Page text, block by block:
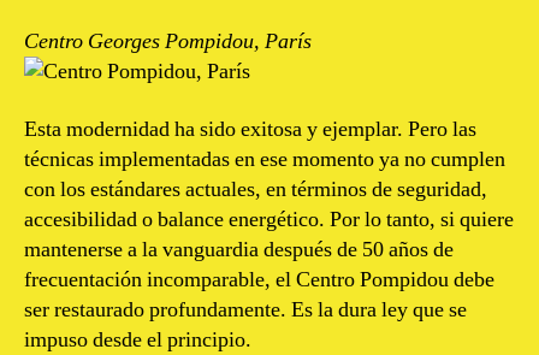
Centro Georges Pompidou, París
Esta modernidad ha sido exitosa y ejemplar. Pero las
técnicas implementadas en ese momento ya no cumplen
con los estándares actuales, en términos de seguridad,
accesibilidad o balance energético. Por lo tanto, si quiere
mantenerse a la vanguardia después de 50 años de
frecuentación incomparable, el Centro Pompidou debe
ser restaurado profundamente. Es la dura ley que se
impuso desde el principio.